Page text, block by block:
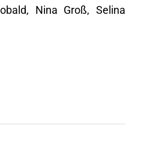
Nina Groß, Selina